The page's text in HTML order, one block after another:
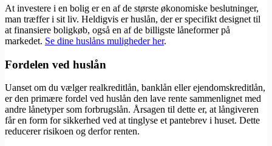
At investere i en bolig er en af de største økonomiske beslutninger,
man træffer i sit liv. Heldigvis er huslån, der er specifikt designet til
at finansiere boligkøb, også en af de billigste låneformer på
markedet. Se dine huslåns muligheder her.
Fordelen ved huslån
Uanset om du vælger realkreditlån, banklån eller ejendomskreditlån,
er den primære fordel ved huslån den lave rente sammenlignet med
andre lånetyper som forbrugslån. Årsagen til dette er, at långiveren
får en form for sikkerhed ved at tinglyse et pantebrev i huset. Dette
reducerer risikoen og derfor renten.